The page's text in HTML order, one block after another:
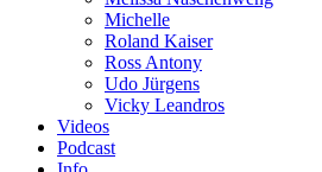
Michelle
Roland Kaiser
Ross Antony
Udo Jürgens
Vicky Leandros
Videos
Podcast